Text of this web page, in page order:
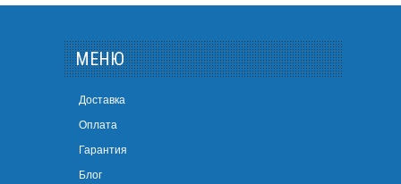
МЕНЮ
Доставка
Оплата
Гарантия
Блог